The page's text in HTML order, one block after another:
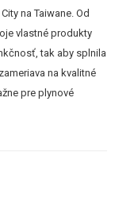
na Taiwane. Od
vlastné produkty
tak aby splnila
na kvalitné
pre plynové